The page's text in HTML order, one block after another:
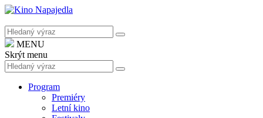
MENU
Skrýt menu
Program
Premiéry
Letní kino